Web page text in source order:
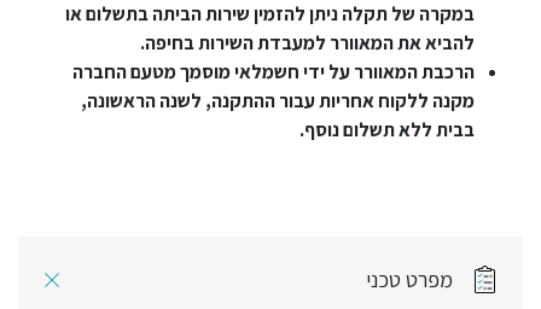
במקרה של תקלה ניתן להזמין שירות הביתה בתשלום או
להביא את המאוורר למעבדת השירות בחיפה.
הרכבת המאוורר על ידי חשמלאי מוסמך מטעם החברה
מקנה ללקוח אחריות עבור ההתקנה, לשנה הראשונה,
בבית ללא תשלום נוסף.
מפרט טכני